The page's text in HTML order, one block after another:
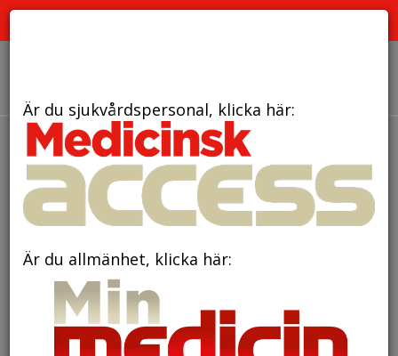
Är du sjukvårdspersonal, klicka här:
Är du allmänhet, klicka här: